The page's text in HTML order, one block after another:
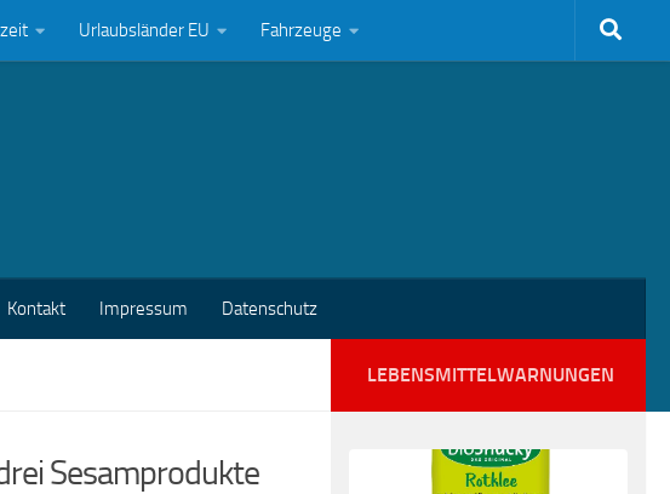
Urlaubsländer EU Fahrzeuge
Kontakt Impressum Datenschutz
Sesamprodukte
LEBENSMITTELWARNUNGEN